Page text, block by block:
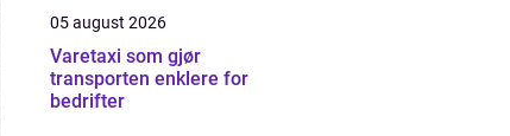
05 august 2026
Varetaxi som gjør
transporten enklere for
bedrifter